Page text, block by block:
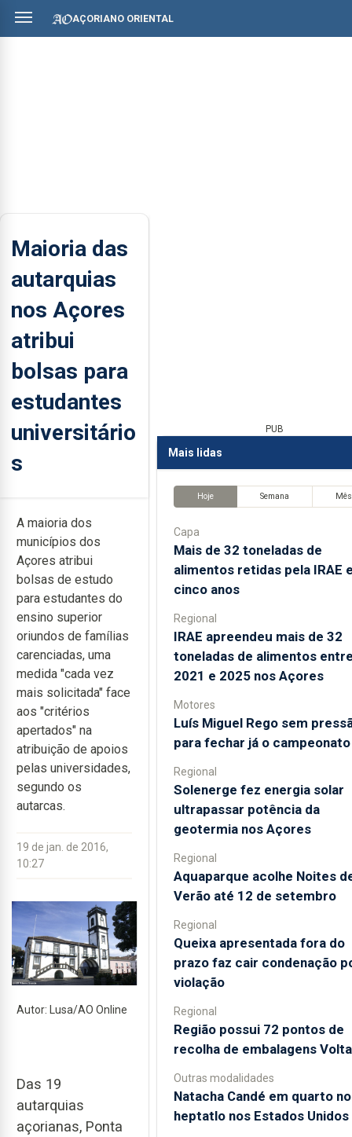
AÇORIANO ORIENTAL
Maioria das
autarquias
nos Açores
atribui
bolsas para
estudantes
universitário
s
A maioria dos
municípios dos
Açores atribui
bolsas de estudo
para estudantes do
ensino superior
oriundos de famílias
carenciadas, uma
medida "cada vez
mais solicitada" face
aos "critérios
apertados" na
atribuição de apoios
pelas universidades,
segundo os
autarcas.
19 de jan. de 2016,
10:27
Autor: Lusa/AO Online
Das 19
autarquias
açorianas, Ponta
PUB
Mais lidas
Hoje Semana Mês
Capa
Mais de 32 toneladas de
alimentos retidas pela IRAE
cinco anos
Regional
IRAE apreendeu mais de 32
toneladas de alimentos
2021 e 2025 nos Açores
Motores
Luís Miguel Rego sem
para fechar já o campeonato
Regional
Solenerge fez energia solar
ultrapassar potência da
geotermia nos Açores
Regional
Aquaparque acolhe Noites
Verão até 12 de setembro
Regional
Queixa apresentada fora do
prazo faz cair condenação
violação
Regional
Região possui 72 pontos de
recolha de embalagens Volta
Outras modalidades
Natacha Candé em quarto no
heptatlo nos Estados Unidos